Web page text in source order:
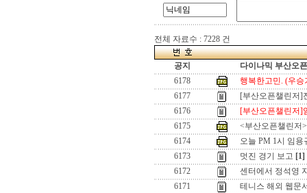
전체 자료수 : 7228 건
공지
다이나믹 부산오
6178
행복한고민. (우승
6177
[부산오픈챌린저]
6176
[부산오픈챌린저]
6175
<부산오픈챌린저
6174
오늘 PM 1시 임용
6173
멋진 경기 보고 [1]
6172
센터에서 정석영
6171
테니스 해외 웹문